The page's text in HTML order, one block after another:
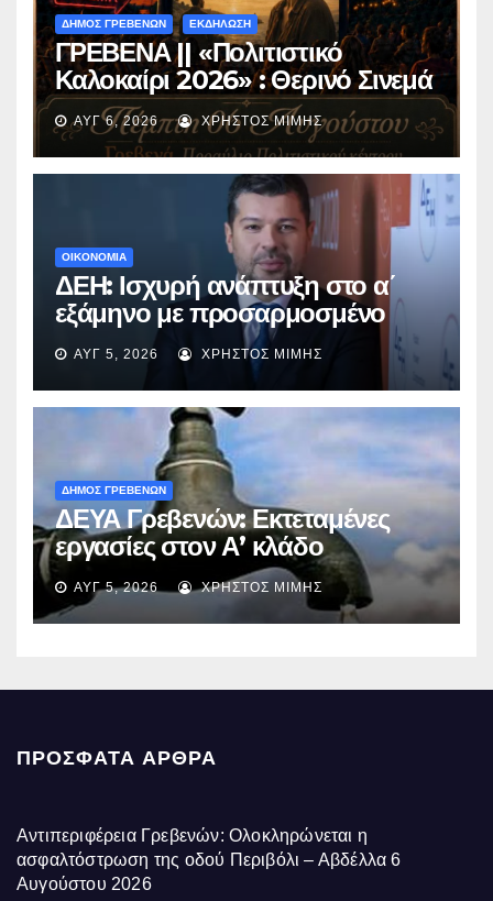
ΔΗΜΟΣ ΓΡΕΒΕΝΩΝ ΕΚΔΗΛΩΣΗ
ΓΡΕΒΕΝΑ || «Πολιτιστικό
Καλοκαίρι 2026» : Θερινό Σινεμά
με την βραβευμένη ταινία
«Μικρές Ανάσες».
ΑΥΓ 6, 2026 ΧΡΉΣΤΟΣ ΜΊΜΗΣ
ΟΙΚΟΝΟΜΙΑ
ΔΕΗ: Ισχυρή ανάπτυξη στο α΄
εξάμηνο με προσαρμοσμένο
EBITDA στα €1,2 δισ.
ΑΥΓ 5, 2026 ΧΡΉΣΤΟΣ ΜΊΜΗΣ
ΔΗΜΟΣ ΓΡΕΒΕΝΩΝ
ΔΕΥΑ Γρεβενών: Εκτεταμένες
εργασίες στον Α’ κλάδο
ύδρευσης – Ποιες περιοχές
επηρεάζονται την Πέμπτη
ΑΥΓ 5, 2026 ΧΡΉΣΤΟΣ ΜΊΜΗΣ
ΠΡΌΣΦΑΤΑ ΆΡΘΡΑ
Αντιπεριφέρεια Γρεβενών: Ολοκληρώνεται η
ασφαλτόστρωση της οδού Περιβόλι – Αβδέλλα 6
Αυγούστου 2026